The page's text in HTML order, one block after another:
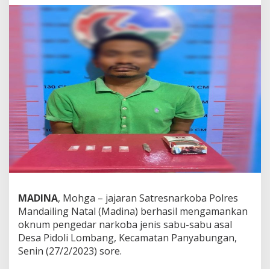
MADINA, Mohga – jajaran Satresnarkoba Polres
Mandailing Natal (Madina) berhasil mengamankan
oknum pengedar narkoba jenis sabu-sabu asal
Desa Pidoli Lombang, Kecamatan Panyabungan,
Senin (27/2/2023) sore.